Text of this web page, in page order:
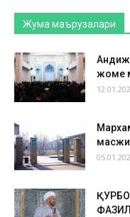
Жума маърузалари
жоме